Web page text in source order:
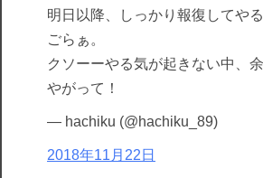
明日以降、しっかり報復してや
ごらぁ。
クソーーやる気が起きない中、
やがって！
— hachiku (@hachiku_89)
2018年11月22日